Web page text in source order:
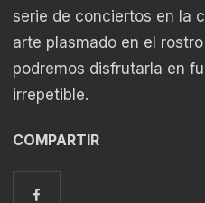
serie de conciertos en la
arte plasmado en el
podremos disfrutarla en
irrepetible.
COMPARTIR